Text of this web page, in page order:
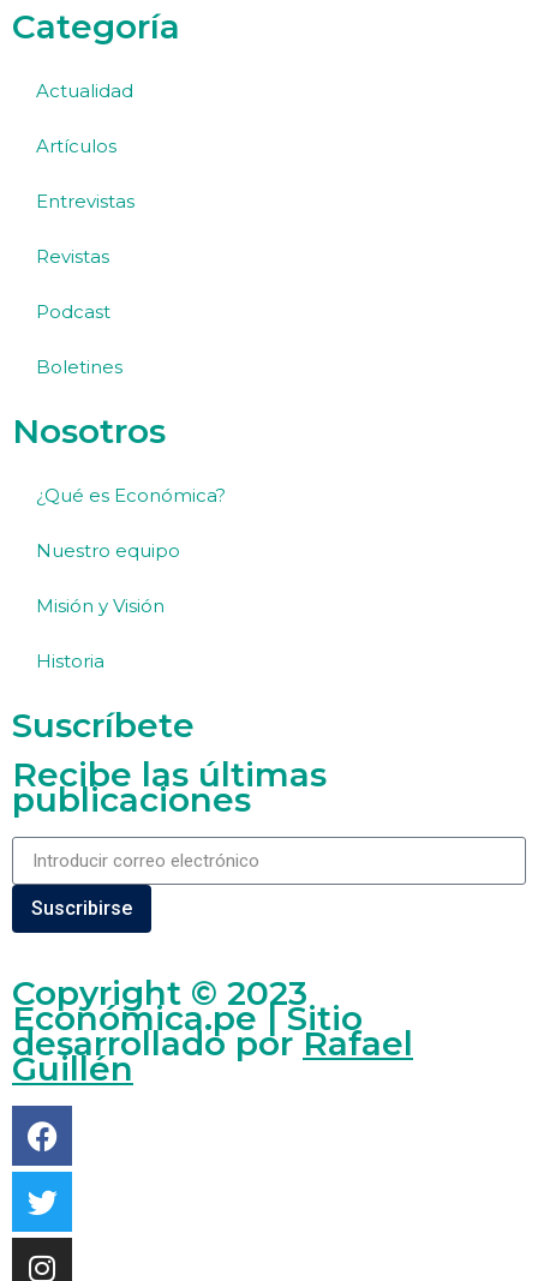
Categoría
Actualidad
Artículos
Entrevistas
Revistas
Podcast
Boletines
Nosotros
¿Qué es Económica?
Nuestro equipo
Misión y Visión
Historia
Suscríbete
Recibe las últimas
publicaciones
Suscribirse
Copyright © 2023
Económica.pe | Sitio
desarrollado porRafael
Guillén